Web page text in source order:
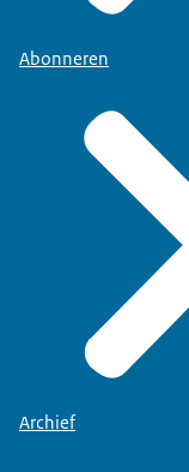
Abonneren
Archief